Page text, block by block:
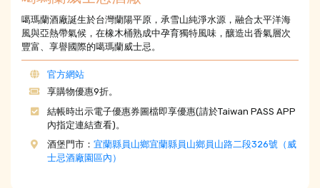
噶瑪蘭酒廠誕生於台灣蘭陽平原，承雪山純淨水源，融合太平洋海
風與亞熱帶氣候，在橡木桶熟成中孕育獨特風味，釀造出香氣層次
豐富、享譽國際的噶瑪蘭威士忌。
官方網站
享購物優惠9折。
結帳時出示電子優惠券圖檔即享優惠(請於Taiwan PASS APP
內指定連結查看)。
酒堡門市： 宜蘭縣員山鄉宜蘭縣員山鄉員山路二段326號（威
士忌酒廠園區內）